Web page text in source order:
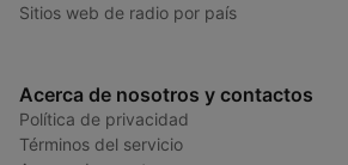
Sitios web de radio por país
Acerca de nosotros y contactos
Política de privacidad
Términos del servicio